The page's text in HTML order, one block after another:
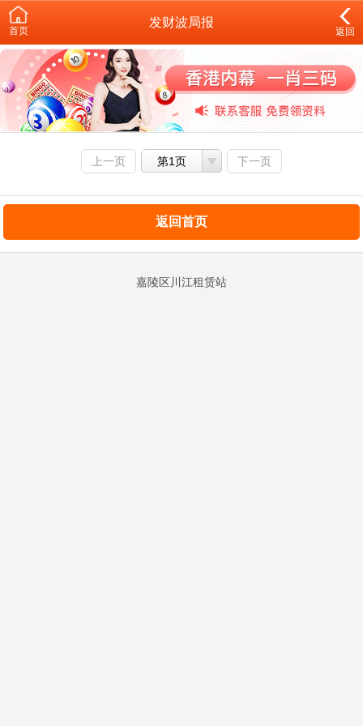
首页
发财波局报
返回
上一页 第1页 下一页
返回首页
嘉陵区川江租赁站